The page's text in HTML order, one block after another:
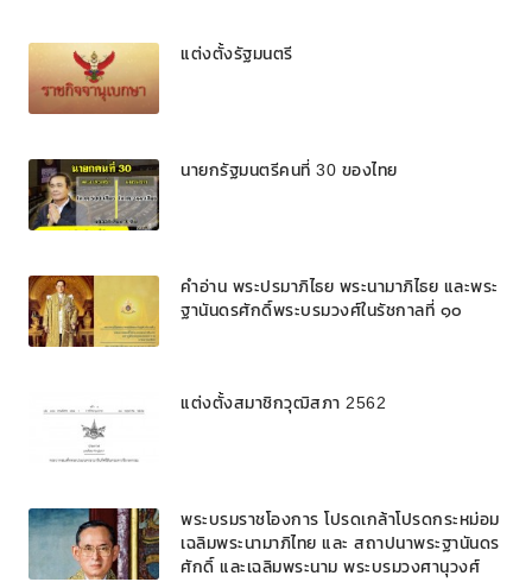
แต่งตั้งรัฐมนตรี
นายกรัฐมนตรีคนที่ 30 ของไทย
คำอ่าน พระปรมาภิไธย พระนามาภิไธย และพระ
ฐานันดรศักดิ์พระบรมวงศ์ในรัชกาลที่ ๑๐
แต่งตั้งสมาชิกวุฒิสภา 2562
พระบรมราชโองการ โปรดเกล้าโปรดกระหม่อม
เฉลิมพระนามาภิไทย และ สถาปนาพระฐานันดร
ศักดิ์ และเฉลิมพระนาม พระบรมวงศานุวงศ์